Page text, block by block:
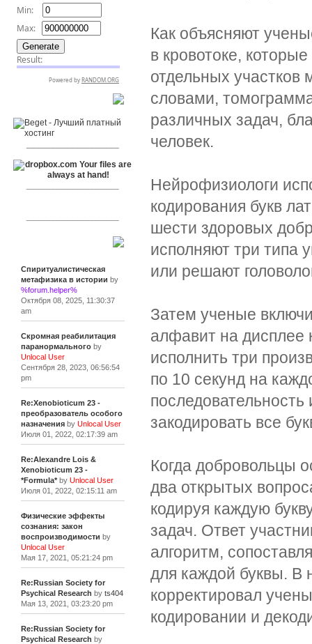
Спиритуалистическая
метафизика в истории by
%forum.helper%
Октября 08, 2025, 11:30:37
am
Скромная реабилитация
паранормальногоby
Unlocal User
Сентября 28, 2023, 06:56:54
pm
Re:Xenobioticum 23 -
преобразователь особого
назначенияby Unlocal User
Июля 01, 2022, 02:17:39 am
Re:Alexandre Lois &
Xenobioticum 23 -
*Formula*by Unlocal User
Июля 01, 2022, 02:15:11 am
Физические эффекты
сознания: закон
воспроизводимости by
Unlocal User
Мая 17, 2021, 05:21:24 pm
Re:Russian Society for
Psychical Research by ts404
Мая 13, 2021, 03:23:20 pm
Re:Russian Society for
Psychical Research by
Как объясняют
в кровотоке,
отдельных
словами,
различных задач,
человек.
Нейрофизиологи
кодирования букв
шести здоровых
исполняют три типа
или решают
Затем ученые
алфавит на дисплее
исполнить три
по 10 секунд на
закодировать все
Когда добровольцы
два открытых
кодируя каждую
задач. Ответ
алгоритм,
для каждой буквы. В
корректировал
кодировании и